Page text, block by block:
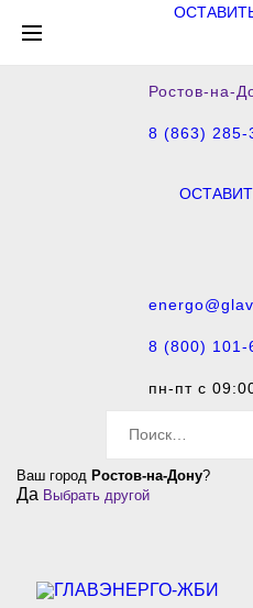
Ростов-на-
8 (863) 285-
8 (800) 101-
пн-пт с
r
c
:
Ваш город Ростов-на-Дону?
Да Выбрать другой